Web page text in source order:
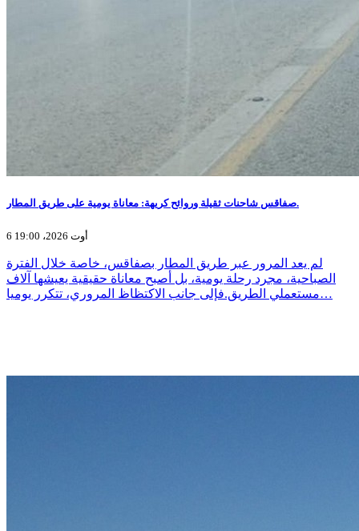
صفاقس شاحنات ثقيلة وروائح كريهة: معاناة يومية على طريق المطار.
6 أوت 2026، 19:00
لم يعد المرور عبر طريق المطار بصفاقس، خاصة خلال الفترة
الصباحية، مجرد رحلة يومية، بل أصبح معاناة حقيقية يعيشها آلاف
مستعملي الطريق.فإلى جانب الاكتظاظ المروري، تتكرر يوميا…